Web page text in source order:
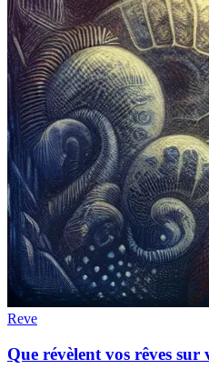
Reve
Que révèlent vos rêves sur